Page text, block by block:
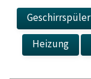
Geschirrspüler
Heizung